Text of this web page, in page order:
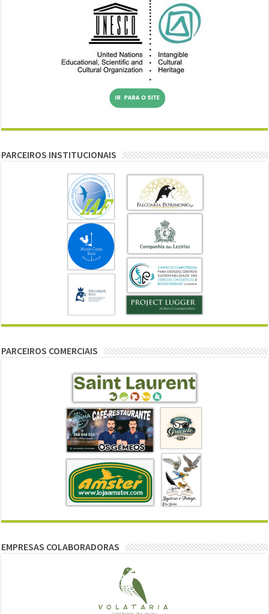
PARCEIROS INSTITUCIONAIS
PARCEIROS COMERCIAIS
EMPRESAS COLABORADORAS